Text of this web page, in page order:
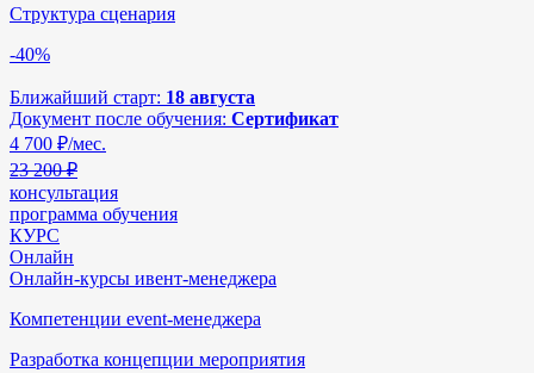
Структура сценария
-40%
Ближайший старт: 18 августа
Документ после обучения: Сертификат
4 700 ₽/мес.
23 200 ₽
консультация
программа обучения
КУРС
Онлайн
Онлайн-курсы ивент-менеджера
Компетенции event-менеджера
Разработка концепции мероприятия